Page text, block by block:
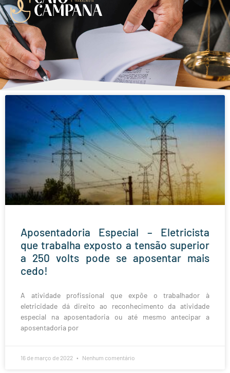
Aposentadoria Especial – Eletricista
que trabalha exposto a tensão superior
a 250 volts pode se aposentar mais
cedo!
A atividade profissional que expõe o trabalhador à
eletricidade dá direito ao reconhecimento da atividade
especial na aposentadoria ou até mesmo antecipar a
aposentadoria por
16 de março de 2022 Nenhum comentário